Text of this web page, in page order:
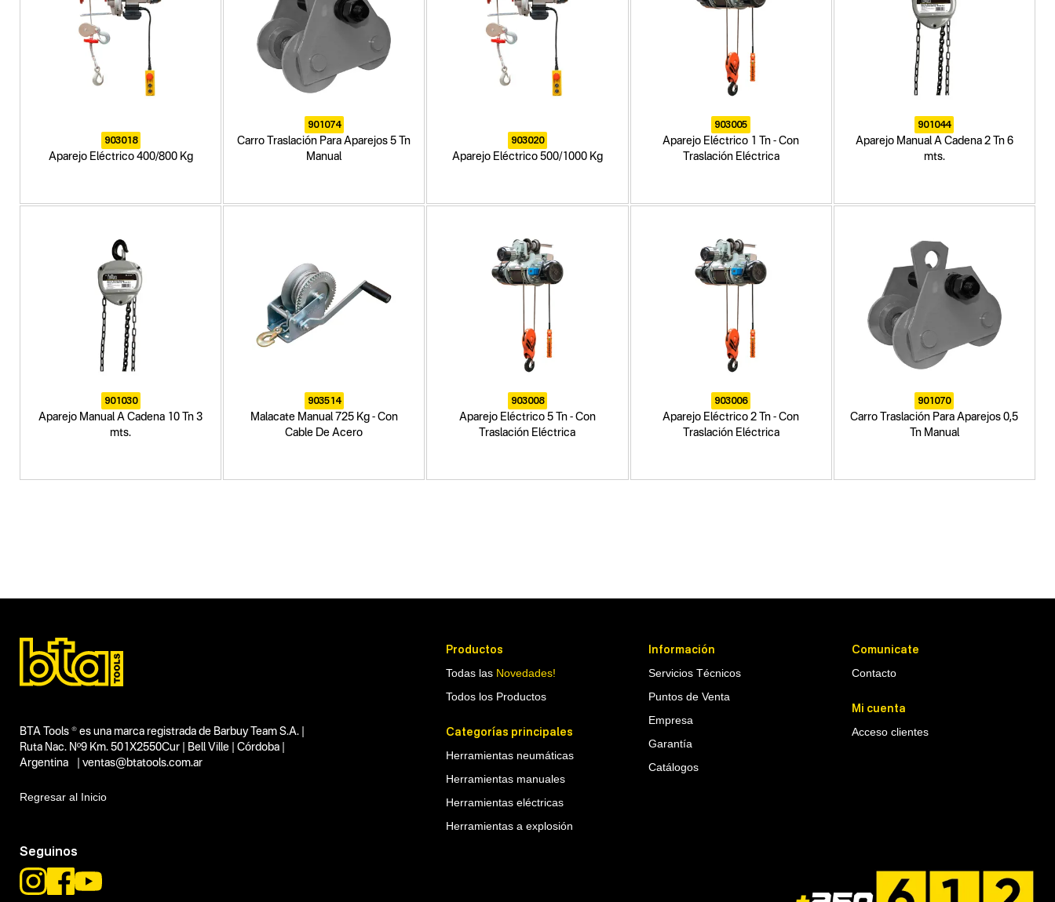
903018
Aparejo Eléctrico 400/800 Kg
901074
Carro Traslación Para Aparejos 5 Tn
Manual
903020
Aparejo Eléctrico 500/1000 Kg
903005
Aparejo Eléctrico 1 Tn - Con
Traslación Eléctrica
901044
Aparejo Manual A Cadena 2 Tn 6
mts.
901030
Aparejo Manual A Cadena 10 Tn 3
mts.
903514
Malacate Manual 725 Kg - Con
Cable De Acero
903008
Aparejo Eléctrico 5 Tn - Con
Traslación Eléctrica
903006
Aparejo Eléctrico 2 Tn - Con
Traslación Eléctrica
901070
Carro Traslación Para Aparejos 0,5
Tn Manual
Segmentos - pendiente
Talleres
Construcción
Capacidad
Funcion o uso
No items found.
10 Tn
BTA Tools ® es una marca registrada de Barbuy Team S.A. |
Ruta Nac. Nº9 Km. 501X2550Cur | Bell Ville | Córdoba |
Argentina | ventas@btatools.com.ar
Regresar al Inicio
Seguinos
Productos
Todas las Novedades!
Todos los Productos
Categorías principales
Herramientas neumáticas
Herramientas manuales
Herramientas eléctricas
Herramientas a explosión
Información
Servicios Técnicos
Puntos de Venta
Empresa
Garantía
Catálogos
Comunicate
Contacto
Mi cuenta
Acceso clientes